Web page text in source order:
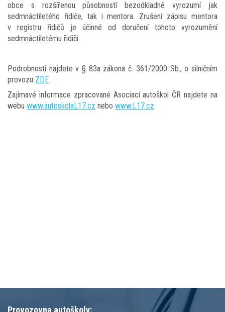
obce s rozšířenou působností bezodkladně vyrozumí jak
sedmnáctiletého řidiče, tak i mentora. Zrušení zápisu mentora
v registru řidičů je účinné od doručení tohoto vyrozumění
sedmnáctiletému řidiči.
Podrobnosti najdete v § 83a zákona č. 361/2000 Sb., o silničním
provozu ZDE
Zajímavé informace zpracované Asociací autoškol ČR najdete na
webu www.autoskolaL17.cz nebo www.L17.cz
Provozovna autoškoly: